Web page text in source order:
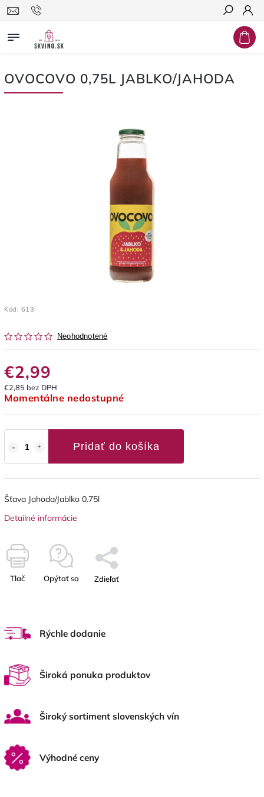
Hľadať
OVOCOVO 0,75L JABLKO/JAHODA
Kód: 613
Neohodnotené
€2,99
€2,85 bez DPH
Momentálne nedostupné
Pridať do košíka
Šťava Jahoda/Jablko 0.75l
Detailné informácie
Tlač Opýtať sa Zdieľať
Rýchle dodanie
Široká ponuka produktov
Široký sortiment slovenských vín
Výhodné ceny